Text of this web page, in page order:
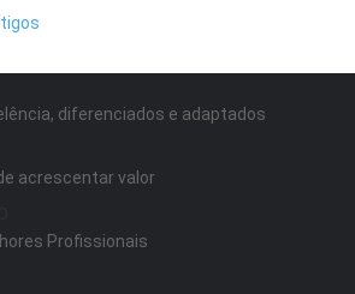
diferenciados e adaptados
acrescentar valor
Profissionais